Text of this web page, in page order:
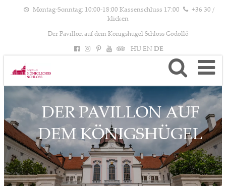
Montag-Sonntag: 10:00-18:00 Kassenschluss 17:00
+36 30 /
klicken
Der Pavillon auf dem Königshügel Schloss Gödöllő
HU EN DE
DER PAVILLON AUF
DEM KÖNIGSHÜGEL